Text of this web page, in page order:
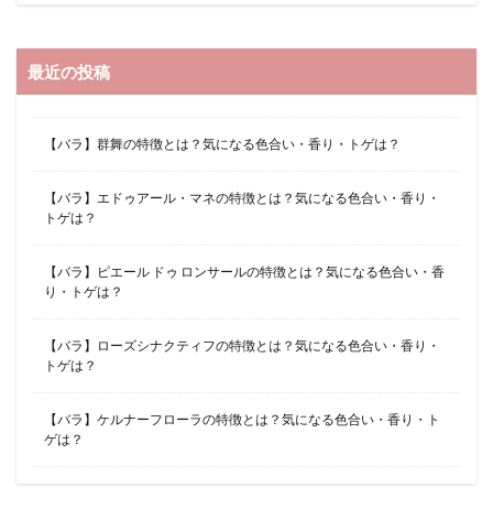
最近の投稿
【バラ】群舞の特徴とは？気になる色合い・香り・トゲは？
【バラ】エドゥアール・マネの特徴とは？気になる色合い・香り・
トゲは？
【バラ】ピエール ドゥ ロンサールの特徴とは？気になる色合い・香
り・トゲは？
【バラ】ローズシナクティフの特徴とは？気になる色合い・香り・
トゲは？
【バラ】ケルナーフローラの特徴とは？気になる色合い・香り・ト
ゲは？